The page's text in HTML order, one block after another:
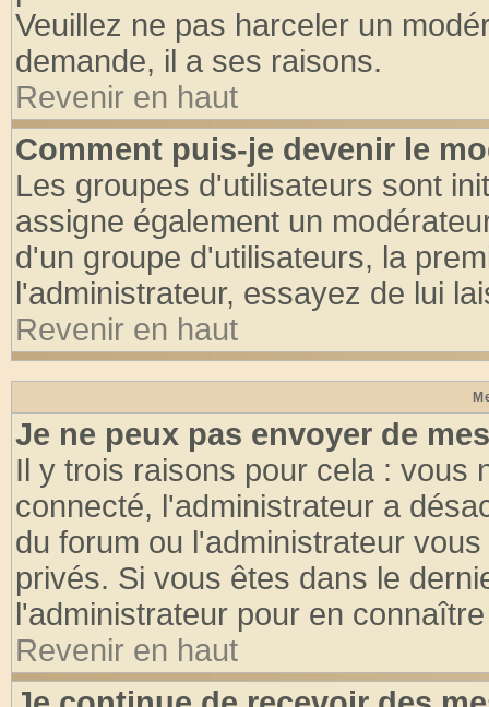
Veuillez ne pas harceler un
demande, il a ses raisons.
Revenir en haut
Comment puis-je devenir le
Les groupes d'utilisateurs sont
assigne également un
d'un groupe d'utilisateurs, la
l'administrateur, essayez de lui
Revenir en haut
Je ne peux pas envoyer de
Il y trois raisons pour cela : vous
connecté, l'administrateur a
du forum ou l'administrateur
privés. Si vous êtes dans le
l'administrateur pour en
Revenir en haut